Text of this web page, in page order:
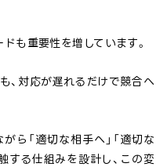
も重要性を増しています。
、対応が遅れるだけで競合へ
ら「適切な相手へ」「適切な
する仕組みを設計し、この変